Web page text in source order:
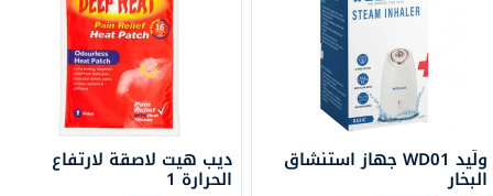
ولّيد WD01 جهاز استنشاق
البخار
ديب هيت لاصقة لارتفاع
الحرارة 1